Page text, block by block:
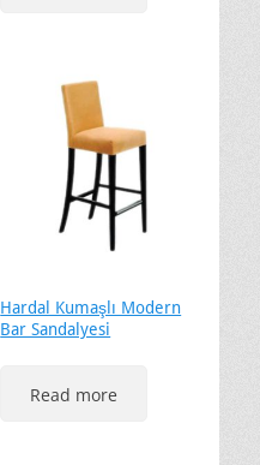
Hardal Kumaşlı Modern
Bar Sandalyesi
Read more